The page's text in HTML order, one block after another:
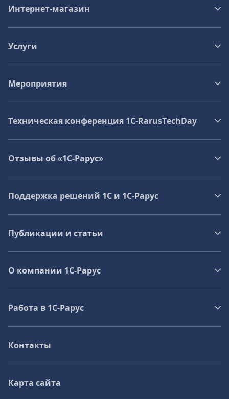
Интернет-магазин
Услуги
Мероприятия
Техническая конференция 1C‑RarusTechDay
Отзывы об «1С-Рарус»
Поддержка решений 1С и 1С‑Рарус
Публикации и статьи
О компании 1C-Рарус
Работа в 1С‑Рарус
Контакты
Карта сайта